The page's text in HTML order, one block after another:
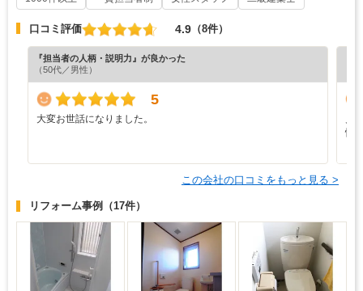
口コミ評価 4.9 （8件）
『担当者の人柄・説明力』が良かった
（50代／男性）
5
大変お世話になりました。
忙
この会社の口コミをもっと見る >
リフォーム事例 （17件）